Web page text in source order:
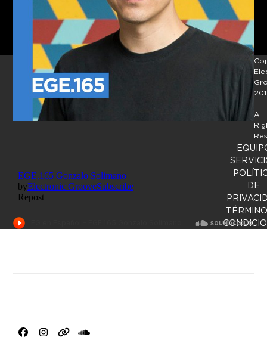
Facebook
Instagram
WebsiteSoundCloud
-
All
DE